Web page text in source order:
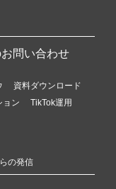
問い合わせ
資料ダウンロード
ョン
TikTok運用
の発信